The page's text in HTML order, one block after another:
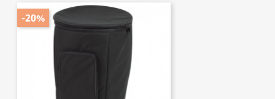
-20%